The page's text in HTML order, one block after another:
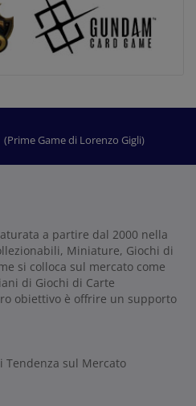
(Prime Game di Lorenzo Gigli)
a partire dal 2000 nella
Miniature, Giochi di
si colloca sul mercato come
di Giochi di Carte
obiettivo è offrire un supporto
sul Mercato